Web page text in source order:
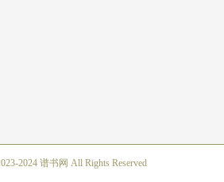
2024 谱书网 All Rights Reserved